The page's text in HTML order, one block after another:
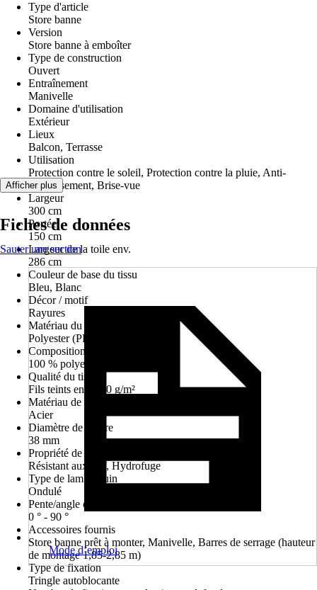
Type d'article
Store banne
Version
Store banne à emboîter
Type de construction
Ouvert
Entraînement
Manivelle
Domaine d'utilisation
Extérieur
Lieux
Balcon, Terrasse
Utilisation
Protection contre le soleil, Protection contre la pluie, Anti-
éblouissement, Brise-vue
Largeur
300 cm
Portée
150 cm
Largeur de la toile env.
286 cm
Couleur de base du tissu
Bleu, Blanc
Décor / motif
Rayures
Matériau du tissu
Polyester (PES)
Composition du matériau
100 % polyester
Qualité du tissu
Fils teints env. 200 g/m²
Matériau de la structure
Acier
Diamètre de l'arbre
38 mm
Propriété de la toile
Résistant aux UV, Hydrofuge
Type de lambrequin
Ondulé
Pente/angle d'inclinaison env.
0 ° - 90 °
Accessoires fournis
Store banne prêt à monter, Manivelle, Barres de serrage (hauteur
de montage 1,85-2,85 m)
Type de fixation
Tringle autoblocante
Afficher plus
Fiches de données
Sauter une section
Mode d’emploi